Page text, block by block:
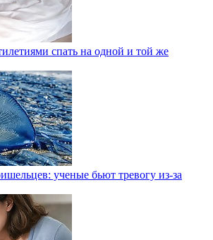
спать на одной и той же
ученые бьют тревогу из-за